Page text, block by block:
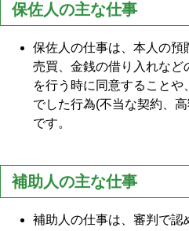
保佐人の主な仕事
保佐人の仕事は、本人の
売買、金銭の借り入れなど
を行う時に同意すること
でした行為(不当な契約、
です。
補助人の主な仕事
補助人の仕事は、審判で